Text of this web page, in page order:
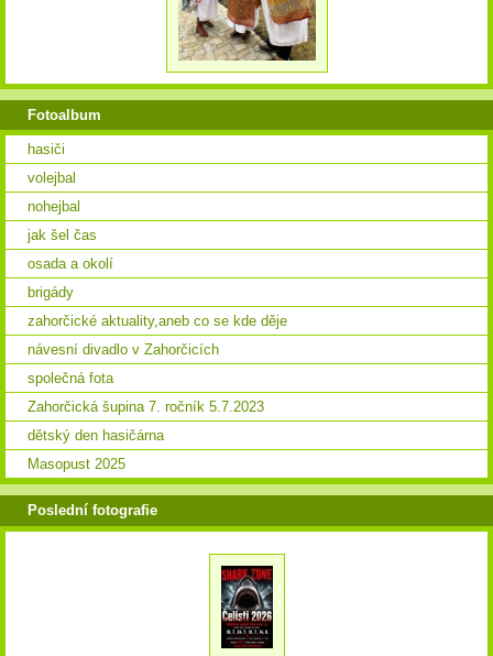
Fotoalbum
hasiči
volejbal
nohejbal
jak šel čas
osada a okolí
brigády
zahorčické aktuality,aneb co se kde děje
návesní divadlo v Zahorčicích
společná fota
Zahorčická šupina 7. ročník 5.7.2023
dětský den hasičárna
Masopust 2025
Poslední fotografie